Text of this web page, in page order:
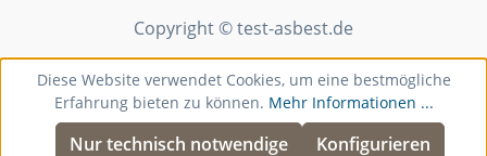
Copyright © test-asbest.de
Diese Website verwendet Cookies, um eine bestmögliche
Erfahrung bieten zu können. Mehr Informationen ...
Nur technisch notwendige Konfigurieren